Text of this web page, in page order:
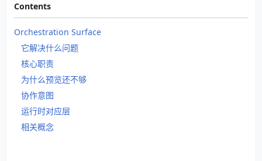
Contents
Orchestration Surface
它解决什么问题
核心职责
为什么预览还不够
协作意图
运行时对应层
相关概念